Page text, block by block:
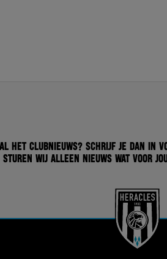
het clubnieuws? Schrijf je dan in
wij alleen nieuws wat voor